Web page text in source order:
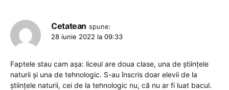
Cetatean spune:
28 iunie 2022 la 09:33
Faptele stau cam așa: liceul are doua clase, una de științele
naturii și una de tehnologic. S-au înscris doar elevii de la
științele naturii, cei de la tehnologic nu, că nu ar fi luat bacul.